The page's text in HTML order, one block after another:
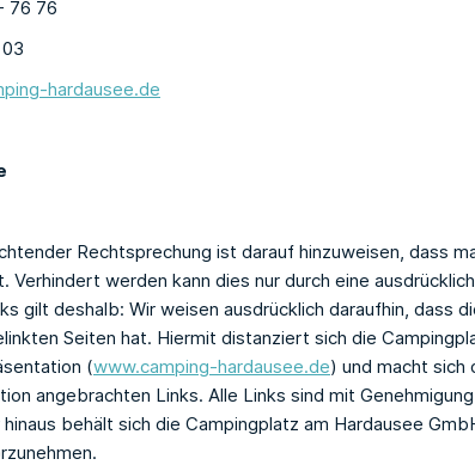
76 76
hardausee.de
Rechtsprechung ist darauf hinzuweisen, dass
Verhindert werden kann dies nur durch eine
gilt deshalb: Wir weisen ausdrücklich daraufhin, dass
Seiten hat. Hiermit distanziert sich die
(www.camping-hardausee.de) und macht sich
angebrachten Links. Alle Links sind mit
behält sich die Campingplatz am Hardausee